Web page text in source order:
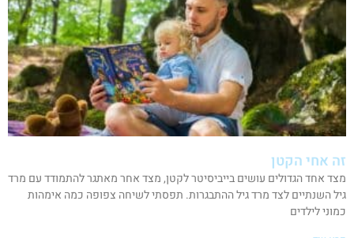
זה אחי הקטן
מצד אחד הגדולים עושים בייביסיטר לקטן, מצד אחר מאתגר להתמודד עם מרד
גיל השנתיים לצד מרד גיל ההתבגרות. תפסתי לשיחה צפופה כמה אימהות
כמוני לילדים